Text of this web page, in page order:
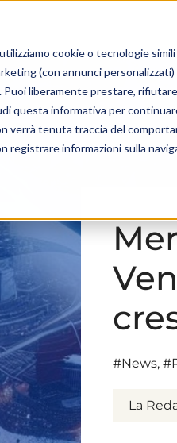
cookie o tecnologie
(con annunci
liberamente prestare,
questa informativa per
verrà tenuta traccia del
registrare informazioni sulla
#News,
La